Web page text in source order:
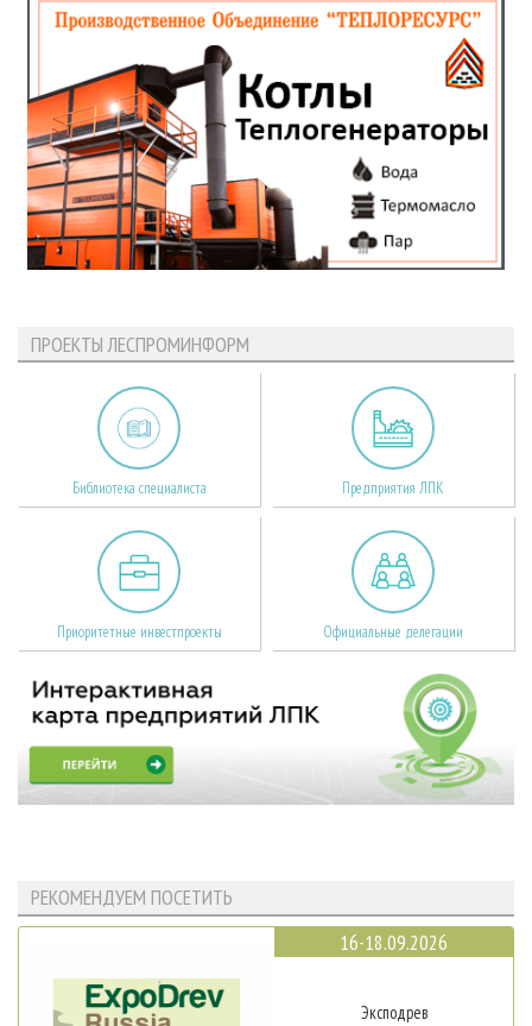
ПРОЕКТЫ ЛЕСПРОМИНФОРМ
Библиотека специалиста Предприятия ЛПК
Приоритетные инвестпроекты Официальные делегации
РЕКОМЕНДУЕМ ПОСЕТИТЬ
16-18.09.2026
Эксподрев